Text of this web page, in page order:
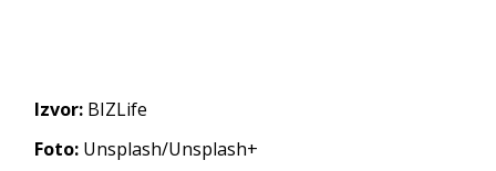
Izvor: BIZLife
Foto: Unsplash/Unsplash+